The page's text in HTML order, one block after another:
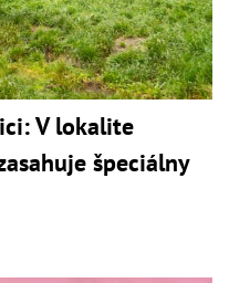
V lokalite
špeciálny